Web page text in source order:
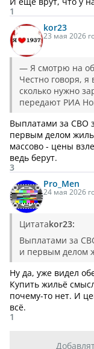
1
kor23
23 мая 2026
— Я смотрю на
Честно говоря,
сколько нужно
передают РИА
Выплатами за СВО
первым делом
массово - цены
ведь берут.
3
Pro_Men
24 мая 2026
Цитатаkor23:
Выплатами за
и первым делом
Ну да, уже видел
Купить жильё
почему-то нет. И
всё.
1